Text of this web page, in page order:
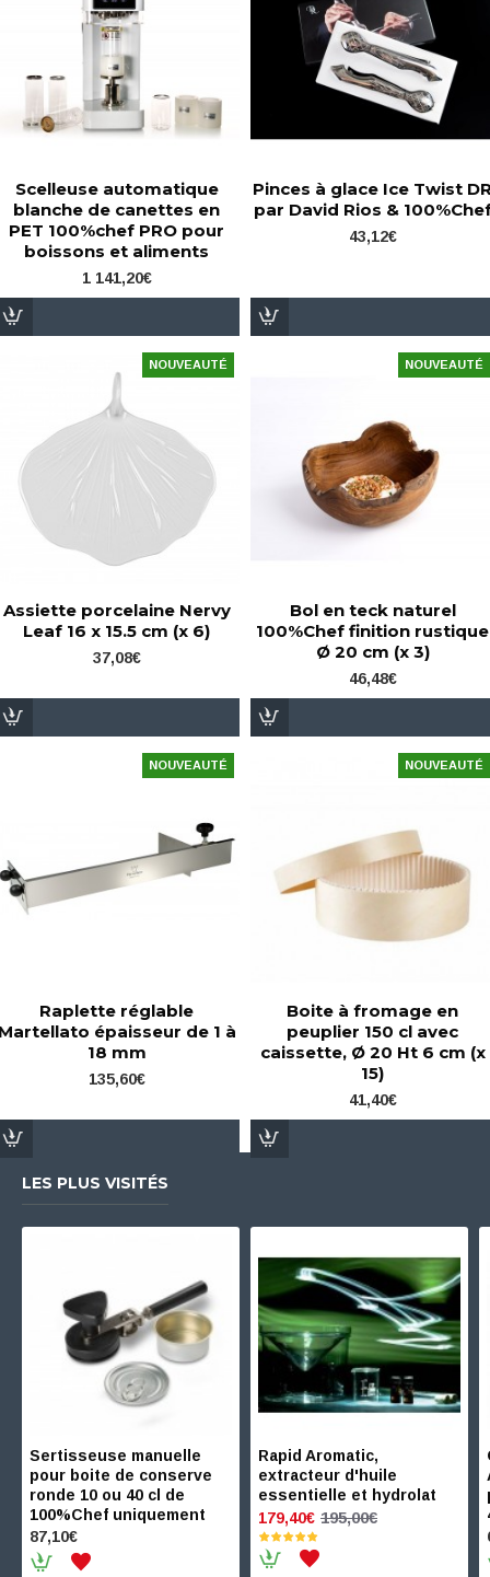
Scelleuse automatique
blanche de canettes en
PET 100%chef PRO pour
boissons et aliments
1 141,20€
Pinces à glace Ice Twist
par David Rios &
43,12€
NOUVEAUTÉ
Assiette porcelaine Nervy
Leaf 16 x 15.5 cm (x 6)
37,08€
NOUVEAUTÉ
Bol en teck naturel
100%Chef finition rustique
Ø 20 cm (x 3)
46,48€
NOUVEAUTÉ
Raplette réglable
épaisseur de 1 à
18 mm
135,60€
NOUVEAUTÉ
Boite à fromage en
peuplier 150 cl avec
caissette, Ø 20 Ht 6 cm (x
15)
41,40€
LES PLUS VISITÉS
Sertisseuse manuelle
pour boite de conserve
ronde 10 ou 40 cl de
100%Chef uniquement
87,10€
Rapid Aromatic,
extracteur d'huile
essentielle et hydrolat
179,40€ 195,00€